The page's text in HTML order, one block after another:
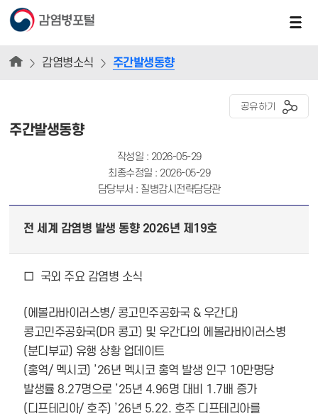
감염병소식 주간발생동향
공유하기
주간발생동향
작성일 : 2026-05-29
최종수정일 : 2026-05-29
담당부서 : 질병감시전략담당관
전 세계 감염병 발생 동향 2026년 제19호
□ 국외 주요 감염병 소식
(에볼라바이러스병/ 콩고민주공화국 & 우간다)
콩고민주공화국(DR 콩고) 및 우간다의 에볼라바이러스병
(분디부교) 유행 상황 업데이트
(홍역/ 멕시코) ’26년 멕시코 홍역 발생 인구 10만명당
발생률 8.27명으로 ’25년 4.96명 대비 1.7배 증가
(디프테리아/ 호주) ’26년 5.22. 호주 디프테리아를